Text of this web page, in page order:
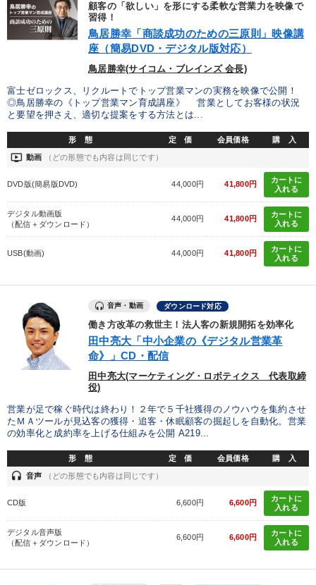
顧客の「欲しい」を形にする柔軟な営業力を映像で
習得！
鳥居勝幸「商談成功のための三原則」映像講
座（簡易DVD・デジタル版対応）
鳥居勝幸(サイコム・ブレインズ 会長)
富士ゼロックス、リクルートでトップ営業マンの実務を映像で公開！
◎鳥居勝幸の《トップ営業マン育成講座》 営業としてお客様の状況
と要望を押さえ、適切な提案をする方法とは...
形 態 定 価 会員価格 購 入
ondemand_video 動画 （どの形態でも内容は同じです）
DVD版(簡易版DVD) 44,000円 41,800円
カートに
入れる
デジタル動画版
（配信＋ダウンロード）
44,000円 41,800円
カートに
入れる
USB(動画) 44,000円 41,800円
カートに
入れる
音声・動画 ダウンロード対応
働き方改革の救世主！法人客の新規開拓を効率化
田中亮大「中小企業の《デジタル営業革
命》」CD・配信
田中亮大(マーケティング・ロボティクス 代表取締
役)
営業が足で稼ぐ時代は終わり！２年で５千社獲得のノウハウを集約させ
たＭＡツールが見込客の獲得・追客・休眠顧客の掘起しを自動化。営業
の効率化と成約率を上げる仕組みを公開 A219...
形 態 定 価 会員価格 購 入
headset 音声 （どの形態でも内容は同じです）
CD版 6,600円 6,600円
カートに
入れる
デジタル音声版
（配信＋ダウンロード）
6,600円 6,600円
カートに
入れる